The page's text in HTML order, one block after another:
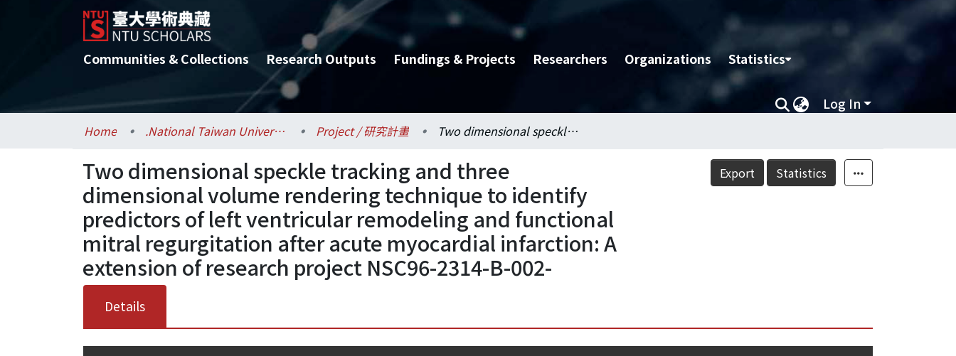
Communities & Collections Research Outputs Fundings & Projects Researchers Organizations Statistics
Log In
Home .National Taiwan University / 國立臺灣大學 Project / 研究計畫 Two dimensional speckle tracking and three dimensional volume rendering technique to identify predictors of left ventricular remodeling and functional mitral regurgitation after acute myocardial infarction: A extension of research project NSC96-2314-B-002-
Export Statistics
Two dimensional speckle tracking and three
dimensional volume rendering technique to identify
predictors of left ventricular remodeling and functional
mitral regurgitation after acute myocardial infarction: A
extension of research project NSC96-2314-B-002-
Details